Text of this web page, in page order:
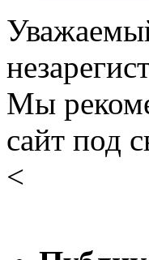
Мы
сайт под
<